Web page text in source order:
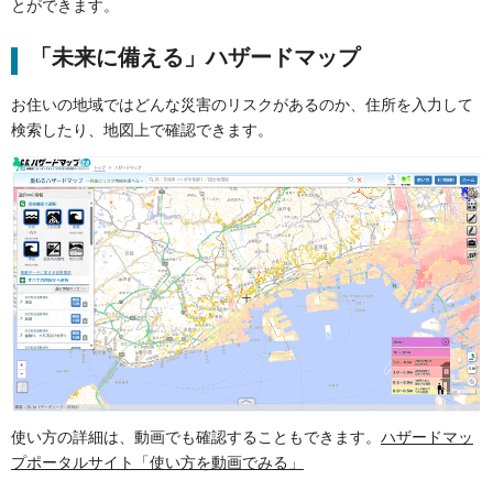
とができます。
「未来に備える」ハザードマップ
お住いの地域ではどんな災害のリスクがあるのか、住所を入力して
検索したり、地図上で確認できます。
使い方の詳細は、動画でも確認することもできます。 ハザードマッ
プポータルサイト「使い方を動画でみる」